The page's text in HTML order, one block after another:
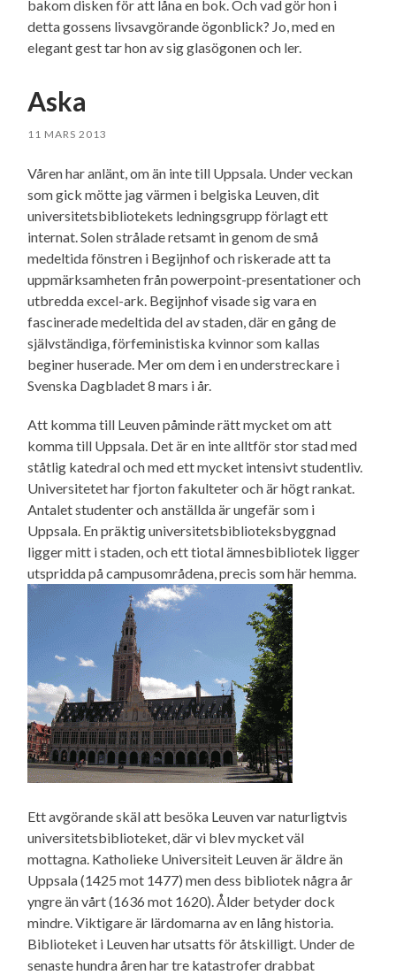
bakom disken för att låna en bok. Och vad gör hon i
detta gossens livsavgörande ögonblick? Jo, med en
elegant gest tar hon av sig glasögonen och ler.
Aska
11 MARS 2013
Våren har anlänt, om än inte till Uppsala. Under veckan
som gick mötte jag värmen i belgiska Leuven, dit
universitetsbibliotekets ledningsgrupp förlagt ett
internat. Solen strålade retsamt in genom de små
medeltida fönstren i Begijnhof och riskerade att ta
uppmärksamheten från powerpoint-presentationer och
utbredda excel-ark. Begijnhof visade sig vara en
fascinerade medeltida del av staden, där en gång de
självständiga, förfeministiska kvinnor som kallas
beginer huserade. Mer om dem i en understreckare i
Svenska Dagbladet 8 mars i år.
Att komma till Leuven påminde rätt mycket om att
komma till Uppsala. Det är en inte alltför stor stad med
ståtlig katedral och med ett mycket intensivt studentliv.
Universitetet har fjorton fakulteter och är högt rankat.
Antalet studenter och anställda är ungefär som i
Uppsala. En präktig universitetsbiblioteksbyggnad
ligger mitt i staden, och ett tiotal ämnesbibliotek ligger
utspridda på campusområdena, precis som här hemma.
Ett avgörande skäl att besöka Leuven var naturligtvis
universitetsbiblioteket, där vi blev mycket väl
mottagna. Katholieke Universiteit Leuven är äldre än
Uppsala (1425 mot 1477) men dess bibliotek några år
yngre än vårt (1636 mot 1620). Ålder betyder dock
mindre. Viktigare är lärdomarna av en lång historia.
Biblioteket i Leuven har utsatts för åtskilligt. Under de
senaste hundra åren har tre katastrofer drabbat